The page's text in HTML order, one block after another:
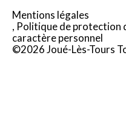
Mentions légales
Politique de protection
caractère personnel
©2026 Joué-Lès-Tours